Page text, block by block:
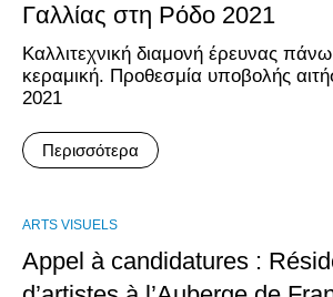
Γαλλίας στη Ρόδο 2021
Καλλιτεχνική διαμονή έρευνας
κεραμική. Προθεσμία υποβολής
2021
Περισσότερα
ARTS VISUELS
Appel à candidatures :